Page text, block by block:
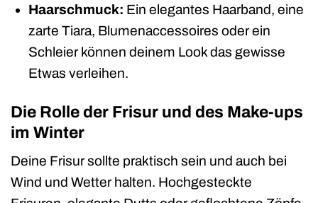
Haarschmuck: Ein elegantes Haarband, eine
zarte Tiara, Blumenaccessoires oder ein
Schleier können deinem Look das gewisse
Etwas verleihen.
Die Rolle der Frisur und des Make-ups
im Winter
Deine Frisur sollte praktisch sein und auch bei
Wind und Wetter halten. Hochgesteckte